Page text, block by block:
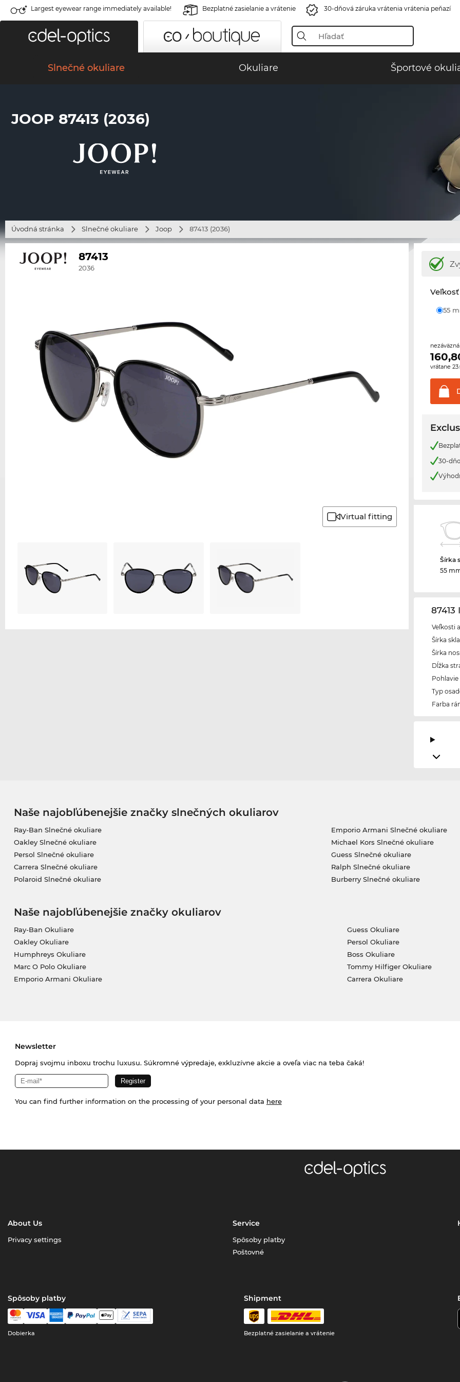
Largest eyewear range immediately available! Bezplatné zasielanie a vrátenie 30-dňová záruka vrátenia vrátenia peňazí
Slnečné okuliare Okuliare Športové
JOOP 87413 (2036)
Úvodná stránka Slnečné okuliare Joop 87413 (2036)
87413
2036
Virtual fitting
55
vrátane
30-
Šírka
55
Veľkosti
Šírka skla
Šírka
Dĺžka
Pohlavie
Typ
Farba
Naše najobľúbenejšie značky slnečných okuliarov
Ray-Ban Slnečné okuliare
Oakley Slnečné okuliare
Persol Slnečné okuliare
Carrera Slnečné okuliare
Polaroid Slnečné okuliare
Emporio Armani Slnečné okuliare
Michael Kors Slnečné okuliare
Guess Slnečné okuliare
Ralph Slnečné okuliare
Burberry Slnečné okuliare
Naše najobľúbenejšie značky okuliarov
Ray-Ban Okuliare
Oakley Okuliare
Humphreys Okuliare
Marc O Polo Okuliare
Emporio Armani Okuliare
Guess Okuliare
Persol Okuliare
Boss Okuliare
Tommy Hilfiger Okuliare
Carrera Okuliare
Newsletter
Dopraj svojmu inboxu trochu luxusu. Súkromné výpredaje, exkluzívne akcie a oveľa viac na teba čaká!
You can find further information on the processing of your personal data here
About Us
Privacy settings
Service
Spôsoby platby
Poštovné
Spôsoby platby
Dobierka
Shipment
Bezplatné zasielanie a vrátenie